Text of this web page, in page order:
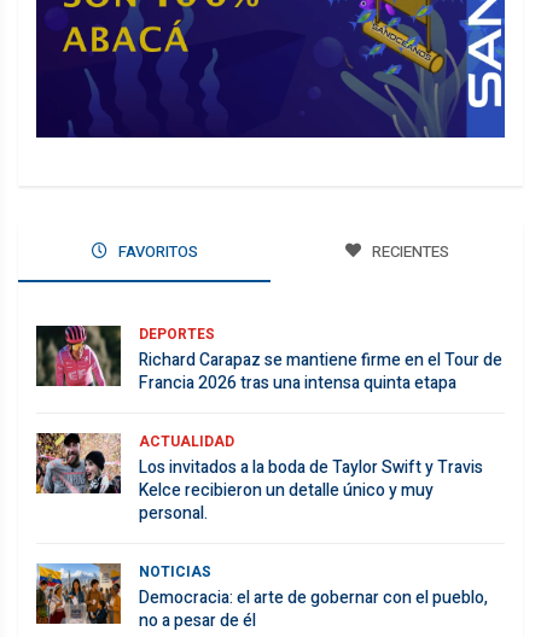
FAVORITOS RECIENTES
DEPORTES
Richard Carapaz se mantiene firme en el Tour de
Francia 2026 tras una intensa quinta etapa
ACTUALIDAD
Los invitados a la boda de Taylor Swift y Travis
Kelce recibieron un detalle único y muy
personal.
NOTICIAS
Democracia: el arte de gobernar con el pueblo,
no a pesar de él